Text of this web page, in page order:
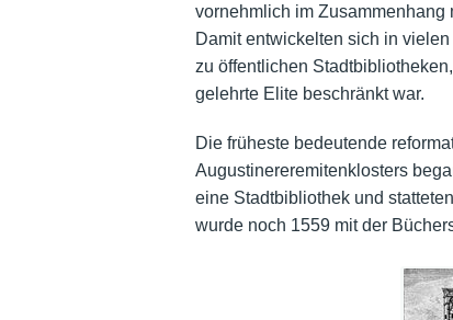
vornehmlich im
Damit entwickelten sich in
zu öffentlichen
gelehrte Elite beschränkt war.
Die früheste bedeutende
Augustinereremitenklosters
eine Stadtbibliothek und
wurde noch 1559 mit der